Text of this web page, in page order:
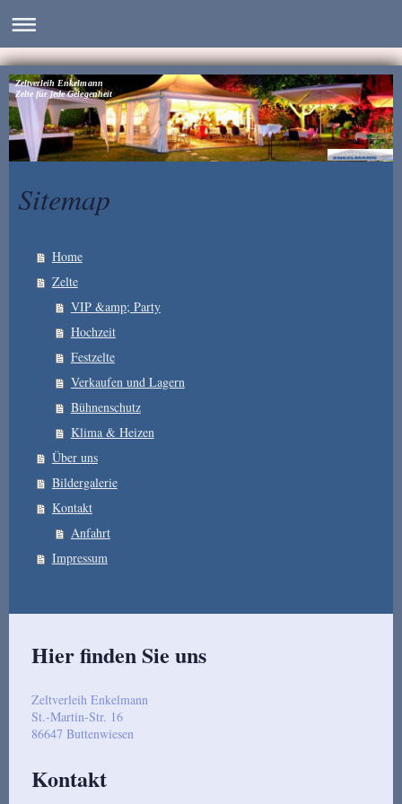
Zeltverleih Enkelmann
Zelte für jede Gelegenheit
Sitemap
Home
Zelte
VIP &amp; Party
Hochzeit
Festzelte
Verkaufen und Lagern
Bühnenschutz
Klima & Heizen
Über uns
Bildergalerie
Kontakt
Anfahrt
Impressum
Hier finden Sie uns
Zeltverleih Enkelmann
St.-Martin-Str. 16
86647 Buttenwiesen
Kontakt